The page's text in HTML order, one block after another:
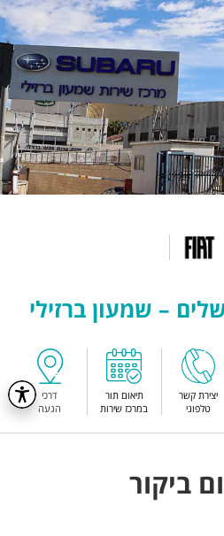
– שמעון ברזילי
יצירת קשר
טלפוני
תיאום תור
במרכז שירות
דרכי
הגעה
ביקור